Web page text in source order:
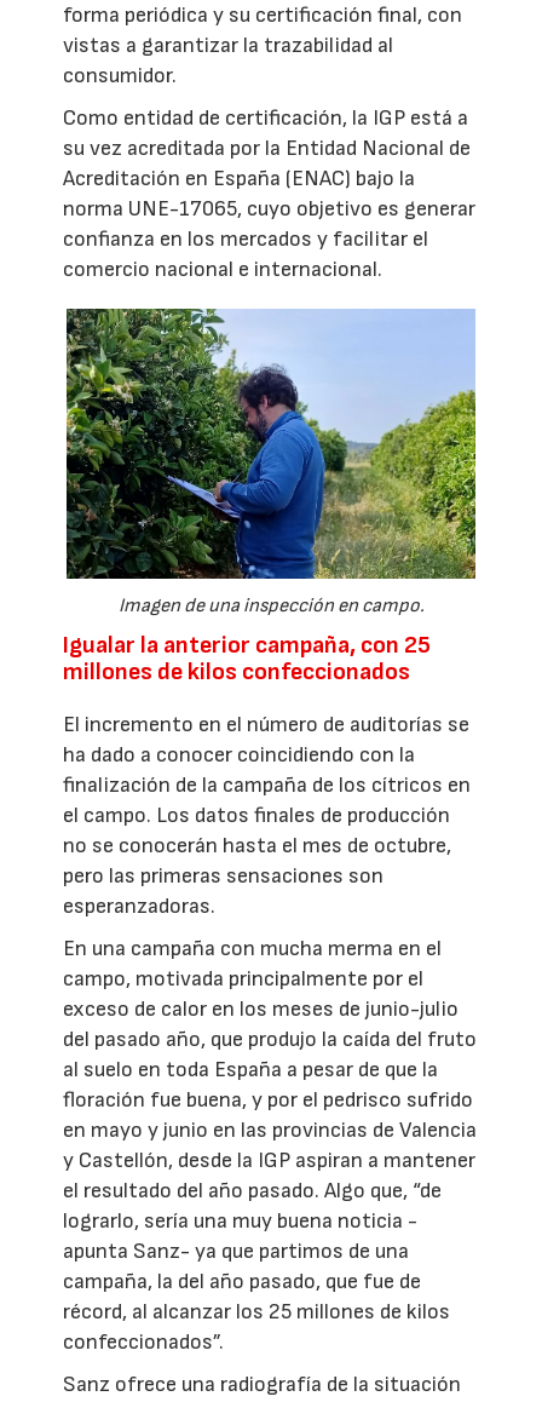
forma periódica y su certificación final, con
vistas a garantizar la trazabilidad al
consumidor.
Como entidad de certificación, la IGP está a
su vez acreditada por la Entidad Nacional de
Acreditación en España (ENAC) bajo la
norma UNE-17065, cuyo objetivo es generar
confianza en los mercados y facilitar el
comercio nacional e internacional.
Imagen de una inspección en campo.
Igualar la anterior campaña, con 25
millones de kilos confeccionados
El incremento en el número de auditorías se
ha dado a conocer coincidiendo con la
finalización de la campaña de los cítricos en
el campo. Los datos finales de producción
no se conocerán hasta el mes de octubre,
pero las primeras sensaciones son
esperanzadoras.
En una campaña con mucha merma en el
campo, motivada principalmente por el
exceso de calor en los meses de junio-julio
del pasado año, que produjo la caída del fruto
al suelo en toda España a pesar de que la
floración fue buena, y por el pedrisco sufrido
en mayo y junio en las provincias de Valencia
y Castellón, desde la IGP aspiran a mantener
el resultado del año pasado. Algo que, “de
lograrlo, sería una muy buena noticia -
apunta Sanz- ya que partimos de una
campaña, la del año pasado, que fue de
récord, al alcanzar los 25 millones de kilos
confeccionados”.
Sanz ofrece una radiografía de la situación